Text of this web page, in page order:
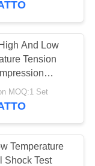
And Low
Tension
MOQ:1 Set
Temperature
Shock Test